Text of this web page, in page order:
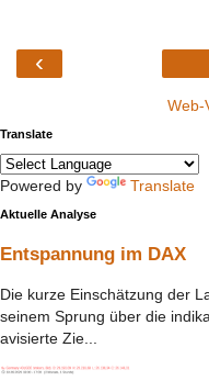
‹
Web-
Translate
Powered by Translate
Aktuelle Analyse
Entspannung im DAX
Die kurze Einschätzung der
seinem Sprung über die
avisierte Zie...